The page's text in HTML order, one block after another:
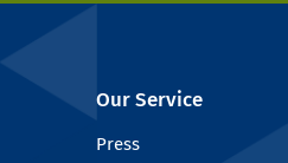
Our Service
Press